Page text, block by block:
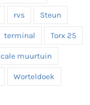
rvs Steun
terminal Torx 25
muurtuin
Worteldoek